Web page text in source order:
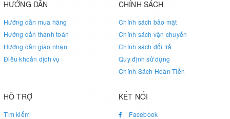
HƯỚNG DẪN
Hướng dẫn mua hàng
Hướng dẫn thanh toán
Hướng dẫn giao nhận
Điều khoản dịch vụ
CHÍNH SÁCH
Chính sách bảo mật
Chính sách vận chuyển
Chính sách đổi trả
Quy định sử dụng
Chính Sách Hoàn Tiền
HỖ TRỢ
Tìm kiếm
KẾT NỐI
Facebook